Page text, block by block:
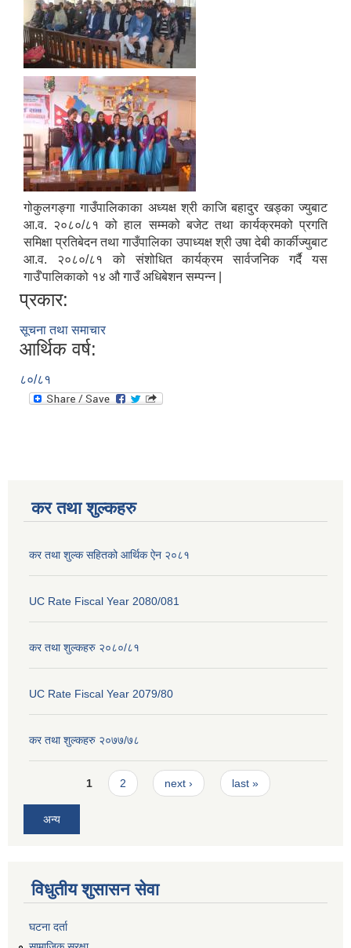
गोकुलगङ्गा गाउँपालिकाका अध्यक्ष श्री काजि बहादुर खड्का ज्युबाट
आ.व. २०८०/८१ को हाल सम्मको बजेट तथा कार्यक्रमको प्रगति
समिक्षा प्रतिबेदन तथा गाउँपालिका उपाध्यक्ष श्री उषा देबी कार्कीज्युबाट
आ.व. २०८०/८१ को संशोधित कार्यक्रम सार्वजनिक गर्दै यस
गाउँ'पालिकाको १४ औ गाउँ अधिबेशन सम्पन्न |
प्रकार:
सूचना तथा समाचार
आर्थिक वर्ष:
८०/८१
कर तथा शुल्कहरु
कर तथा शुल्क सहितको आर्थिक ऐन २०८१
UC Rate Fiscal Year 2080/081
कर तथा शुल्कहरु २०८०/८१
UC Rate Fiscal Year 2079/80
कर तथा शुल्कहरु २०७७/७८
Pages1 2 next › last »
अन्य
विधुतीय शुसासन सेवा
घटना दर्ता